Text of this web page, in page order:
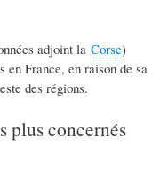
adjoint la Corse)
en France, en raison de sa
des régions.
plus concernés